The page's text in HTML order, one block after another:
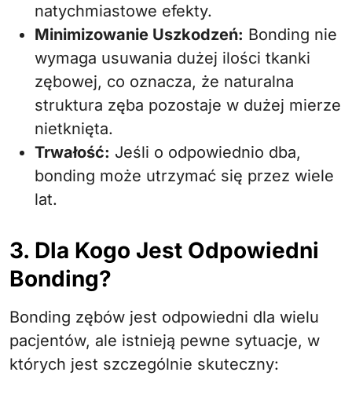
natychmiastowe efekty.
Minimizowanie Uszkodzeń: Bonding nie
wymaga usuwania dużej ilości tkanki
zębowej, co oznacza, że naturalna
struktura zęba pozostaje w dużej mierze
nietknięta.
Trwałość: Jeśli o odpowiednio dba,
bonding może utrzymać się przez wiele
lat.
3. Dla Kogo Jest Odpowiedni
Bonding?
Bonding zębów jest odpowiedni dla wielu
pacjentów, ale istnieją pewne sytuacje, w
których jest szczególnie skuteczny: